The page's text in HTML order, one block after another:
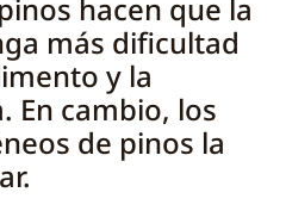
hacen que la
más dificultad
y la
En cambio, los
de pinos la